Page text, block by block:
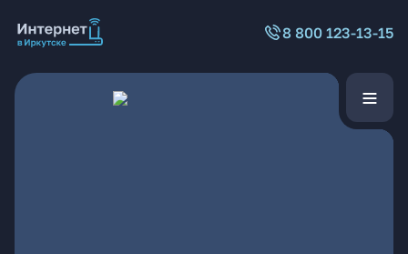
8 800 123-13-15